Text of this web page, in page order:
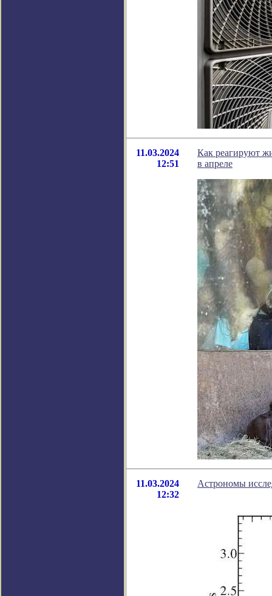
11.03.2024
12:51
Как реагируют
в апреле
11.03.2024
12:32
Астрономы